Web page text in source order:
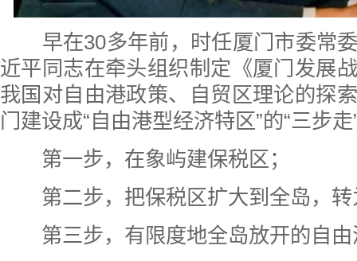
早在30多年前，时任厦门市委常委
近平同志在牵头组织制定《厦门发展
我国对自由港政策、自贸区理论的探
门建设成“自由港型经济特区”的“三步
第一步，在象屿建保税区；
第二步，把保税区扩大到全岛，
第三步，有限度地全岛放开的自